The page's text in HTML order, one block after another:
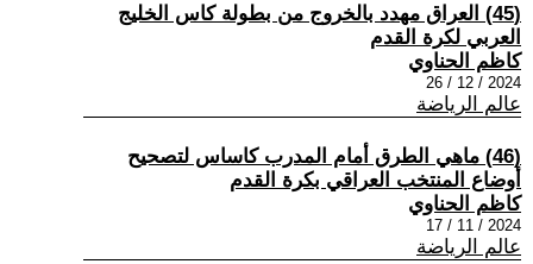
(45) العراق مهدد بالخروج من بطولة كاس الخليج
العربي لكرة القدم
كاظم الحناوي
2024 / 12 / 26
عالم الرياضة
(46) ماهي الطرق أمام المدرب كاساس لتصحيح
أوضاع المنتخب العراقي بكرة القدم
كاظم الحناوي
2024 / 11 / 17
عالم الرياضة